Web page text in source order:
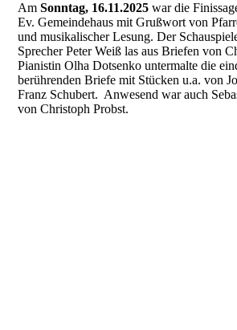
Am Sonntag, 16.11.2025war die
Ev. Gemeindehaus mit Grußwort von
und musikalischer Lesung. Der
Sprecher Peter Weiß las aus Briefen von
Pianistin Olha Dotsenko untermalte die
berührenden Briefe mit Stücken u.a. von
Franz Schubert. Anwesend war auch
von Christoph Probst.